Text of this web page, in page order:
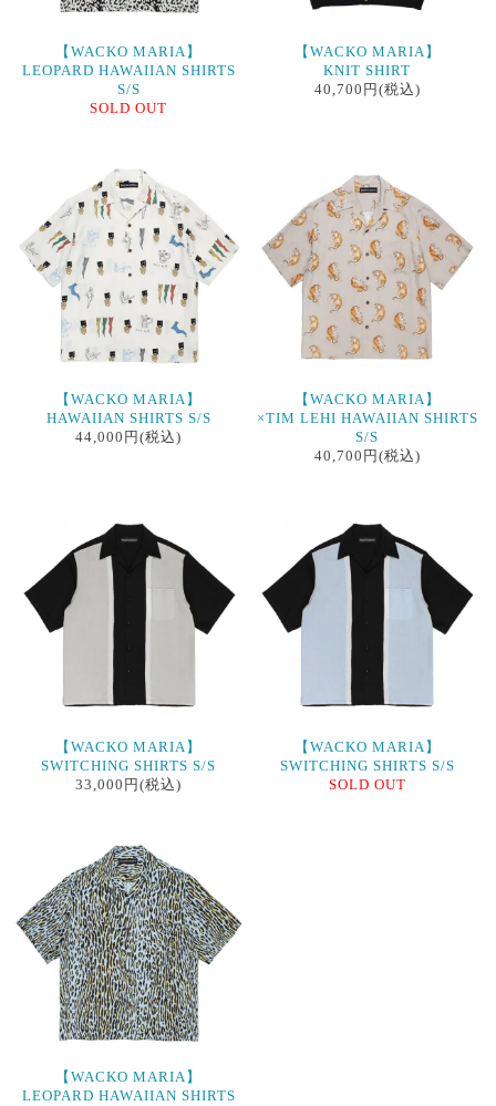
【WACKO MARIA】
LEOPARD HAWAIIAN SHIRTS
S/S
SOLD OUT
【WACKO MARIA】
KNIT SHIRT
40,700円(税込)
【WACKO MARIA】
HAWAIIAN SHIRTS S/S
44,000円(税込)
【WACKO MARIA】
×TIM LEHI HAWAIIAN SHIRTS
S/S
40,700円(税込)
【WACKO MARIA】
SWITCHING SHIRTS S/S
33,000円(税込)
【WACKO MARIA】
SWITCHING SHIRTS S/S
SOLD OUT
【WACKO MARIA】
LEOPARD HAWAIIAN SHIRTS